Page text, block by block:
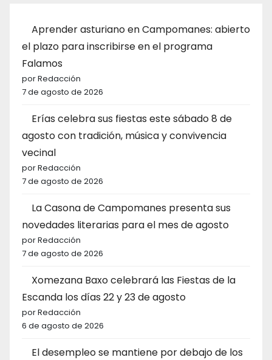
Aprender asturiano en Campomanes: abierto
el plazo para inscribirse en el programa
Falamos
por Redacción
7 de agosto de 2026
Erías celebra sus fiestas este sábado 8 de
agosto con tradición, música y convivencia
vecinal
por Redacción
7 de agosto de 2026
La Casona de Campomanes presenta sus
novedades literarias para el mes de agosto
por Redacción
7 de agosto de 2026
Xomezana Baxo celebrará las Fiestas de la
Escanda los días 22 y 23 de agosto
por Redacción
6 de agosto de 2026
El desempleo se mantiene por debajo de los